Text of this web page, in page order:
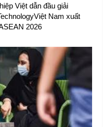
Việt dẫn đầu giải
Nam xuất
2026